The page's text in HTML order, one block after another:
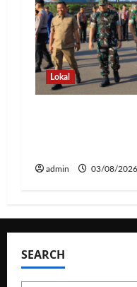
Lokal
admin 03/08/2026
SEARCH